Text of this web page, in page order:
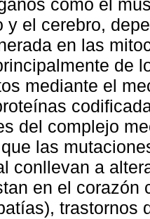
como el
y el cerebro,
en las
de
mediante el
del complejo
las
conllevan a
en el corazón
trastornos